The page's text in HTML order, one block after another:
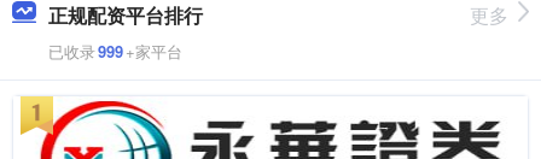
正规配资平台排行
已收录999+家平台
更多